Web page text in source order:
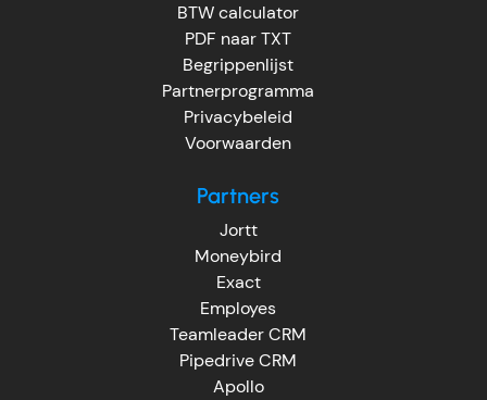
BTW calculator
PDF naar TXT
Begrippenlijst
Partnerprogramma
Privacybeleid
Voorwaarden
Partners
Jortt
Moneybird
Exact
Employes
Teamleader CRM
Pipedrive CRM
Apollo